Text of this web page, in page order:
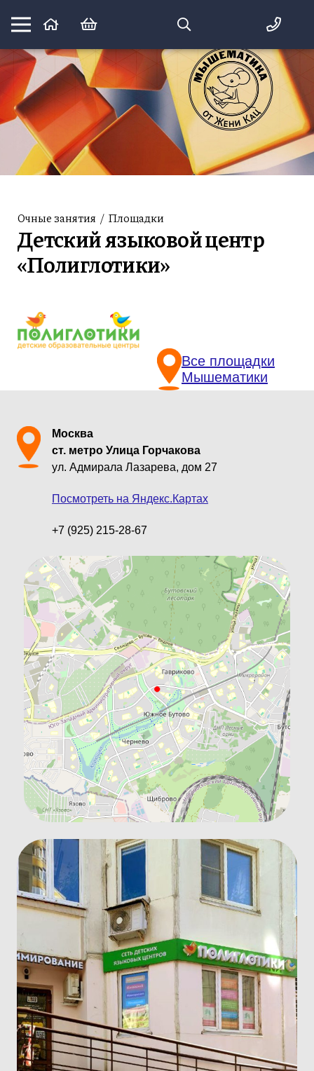
Математика вприпрыжку:
идеи и игры для детей и их родителей
Очные занятия / Площадки
Детский языковой центр
«Полиглотики»
Все площадки
Мышематики
Москва
ст. метро Улица Горчакова
ул. Адмирала Лазарева, дом 27
Посмотреть на Яндекс.Картах
+7 (925) 215-28-67